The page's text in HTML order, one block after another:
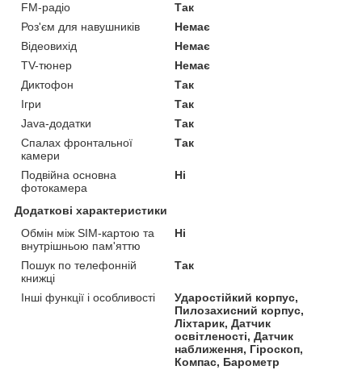
FM-радіо
Так
Роз'єм для навушників
Немає
Відеовихід
Немає
TV-тюнер
Немає
Диктофон
Так
Ігри
Так
Java-додатки
Так
Спалах фронтальної
камери
Так
Подвійна основна
фотокамера
Ні
Додаткові характеристики
Обмін між SIM-картою та
внутрішньою пам'яттю
Ні
Пошук по телефонній
книжці
Так
Інші функції і особливості
Ударостійкий корпус,
Пилозахисний корпус,
Ліхтарик, Датчик
освітленості, Датчик
наближення, Гіроскоп,
Компас, Барометр